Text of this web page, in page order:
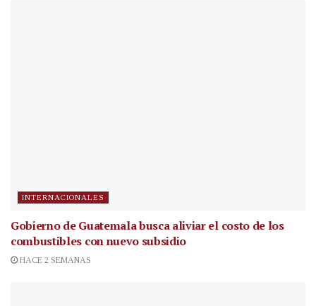
INTERNACIONALES
Gobierno de Guatemala busca aliviar el costo de los
combustibles con nuevo subsidio
HACE 2 SEMANAS